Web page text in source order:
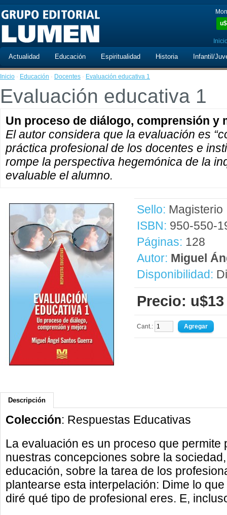
u$
Actualidad Educación Espiritualidad Historia Infantil/
Inicio · Educación · Docentes · Evaluación educativa 1
Evaluación educativa 1
Un proceso de diálogo, comprensión y
El autor considera que la evaluación es
práctica profesional de los docentes e
rompe la perspectiva hegemónica de la
evaluable el alumno.
Sello: Magisterio
ISBN: 950-550-
Páginas: 128
Autor: Miguel
Disponibilidad:
Precio: u$13
Cant.:
Descripción
Colección: Respuestas Educativas
La evaluación es un proceso que permite
nuestras concepciones sobre la
educación, sobre la tarea de los
plantearse esta interpelación: Dime lo
diré qué tipo de profesional eres. E,